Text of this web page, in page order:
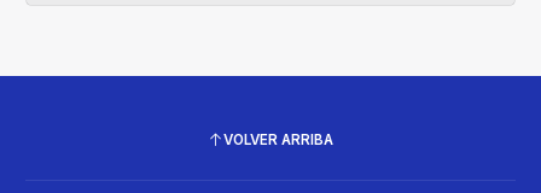
VOLVER ARRIBA